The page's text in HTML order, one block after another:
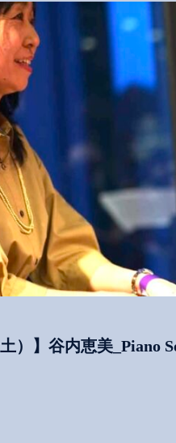
土）】谷内恵美_Piano